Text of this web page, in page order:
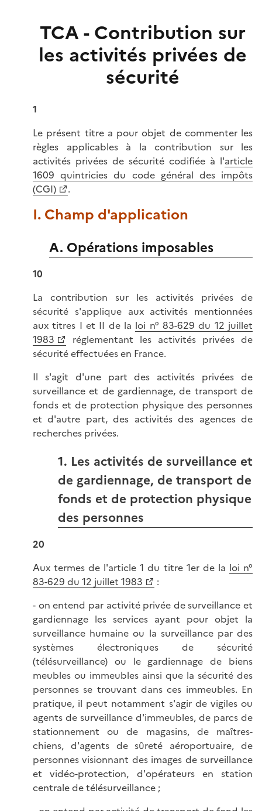
TCA - Contribution sur
les activités privées de
sécurité
1
Le présent titre a pour objet de commenter les
règles applicables à la contribution sur les
activités privées de sécurité codifiée à l'article
1609 quintricies du code général des impôts
(CGI)
.
I. Champ d'application
A. Opérations imposables
10
La contribution sur les activités privées de
sécurité s'applique aux activités mentionnées
aux titres I et II de la loi n° 83-629 du 12 juillet
1983
réglementant les activités privées de
sécurité effectuées en France.
Il s'agit d'une part des activités privées de
surveillance et de gardiennage, de transport de
fonds et de protection physique des personnes
et d'autre part, des activités des agences de
recherches privées.
1. Les activités de surveillance et
de gardiennage, de transport de
fonds et de protection physique
des personnes
20
Aux termes de l'article 1 du titre 1er de la loi n°
83-629 du 12 juillet 1983
:
- on entend par activité privée de surveillance et
gardiennage les services ayant pour objet la
surveillance humaine ou la surveillance par des
systèmes électroniques de sécurité
(télésurveillance) ou le gardiennage de biens
meubles ou immeubles ainsi que la sécurité des
personnes se trouvant dans ces immeubles. En
pratique, il peut notamment s'agir de vigiles ou
agents de surveillance d'immeubles, de parcs de
stationnement ou de magasins, de maîtres-
chiens, d'agents de sûreté aéroportuaire, de
personnes visionnant des images de surveillance
et vidéo-protection, d'opérateurs en station
centrale de télésurveillance ;